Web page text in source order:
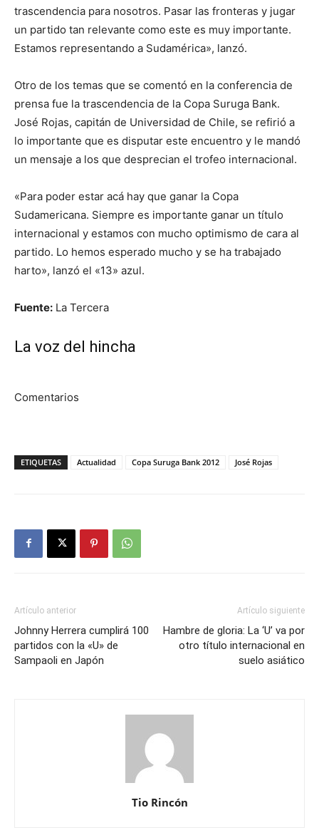
trascendencia para nosotros. Pasar las fronteras y jugar
un partido tan relevante como este es muy importante.
Estamos representando a Sudamérica», lanzó.
Otro de los temas que se comentó en la conferencia de
prensa fue la trascendencia de la Copa Suruga Bank.
José Rojas, capitán de Universidad de Chile, se refirió a
lo importante que es disputar este encuentro y le mandó
un mensaje a los que desprecian el trofeo internacional.
«Para poder estar acá hay que ganar la Copa
Sudamericana. Siempre es importante ganar un título
internacional y estamos con mucho optimismo de cara al
partido. Lo hemos esperado mucho y se ha trabajado
harto», lanzó el «13» azul.
Fuente: La Tercera
La voz del hincha
Comentarios
ETIQUETAS Actualidad Copa Suruga Bank 2012 José Rojas
Artículo anterior
Johnny Herrera cumplirá 100
partidos con la «U» de
Sampaoli en Japón
Artículo siguiente
Hambre de gloria: La ‘U’ va por
otro título internacional en
suelo asiático
Tio Rincón